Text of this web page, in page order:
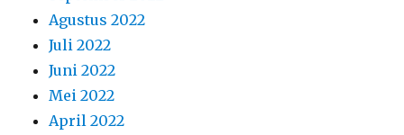
Agustus 2022
Juli 2022
Juni 2022
Mei 2022
April 2022